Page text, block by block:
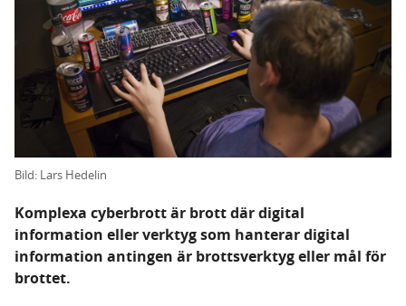
Bild: Lars Hedelin
Komplexa cyberbrott är brott där digital
information eller verktyg som hanterar digital
information antingen är brottsverktyg eller mål för
brottet.